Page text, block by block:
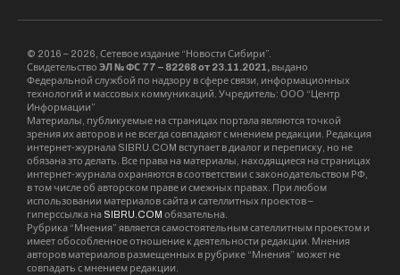
© 2016 – 2026, Сетевое издание “Новости Сибири”.
Свидетельство ЭЛ № ФС 77 – 82268 от 23.11.2021, выдано
Федеральной службой по надзору в сфере связи, информационных
технологий и массовых коммуникаций. Учредитель: ООО “Центр
Информации”
Материалы, публикуемые на страницах портала являются точкой
зрения их авторов и не всегда совпадают с мнением редакции. Редакция
интернет-журнала SIBRU.COM вступает в диалог и переписку, но не
обязана это делать. Все права на материалы, находящиеся на страницах
интернет-журнала охраняются в соответствии с законодательством РФ,
в том числе об авторском праве и смежных правах. При любом
использовании материалов сайта и сателлитных проектов –
гиперссылка на SIBRU.COM обязательна.
Рубрика “Мнения” является самостоятельным сателлитным проектом и
имеет обособленное отношение к деятельности редакции. Мнения
авторов материалов размещенных в рубрике “Мнения” может не
совпадать с мнением редакции.